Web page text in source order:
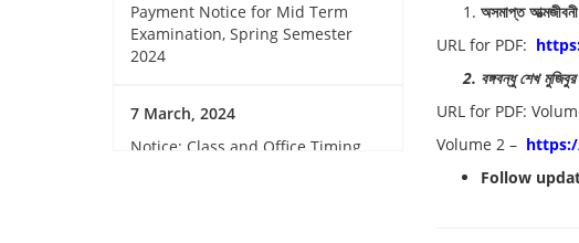
অসমাপ্তআত্মজীবনী
URL for PDF:
2. বঙ্গবন্ধু শেখ মুজিবুর
URL for PDF:
Volume 2 –
Follow
Payment Notice for Mid Term
Examination, Spring Semester
2024
7 March, 2024
Notice: Class and Office Timing